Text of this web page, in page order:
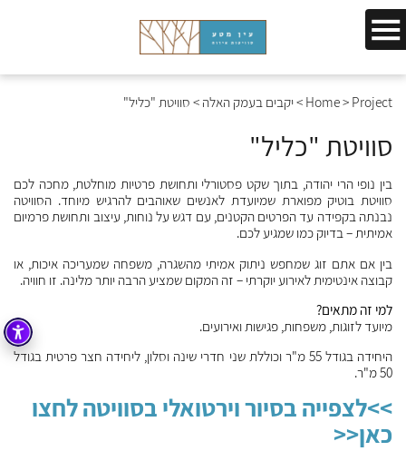
Home> Project
>יקבים בעמק האלה > סוויטת "כליל"
סוויטת "כליל"
בין נופי הרי יהודה, בתוך שקט פסטורלי ותחושת פרטיות מוחלטת, מחכה לכם
סוויטת בוטיק מפוארת שמיועדת לאנשים שאוהבים להרגיש מיוחד. הסוויטה
נבנתה בקפידה עד הפרטים הקטנים, עם דגש על נוחות, עיצוב ותחושת פרמיום
אמיתית – בדיוק כמו שמגיע לכם.
בין אם אתם זוג שמחפש ניתוק אמיתי מהשגרה, משפחה שמעריכה איכות, או
קבוצה אינטימית לאירוע יוקרתי – זה המקום שמציע הרבה יותר מלינה. זו חוויה.
למי זה מתאים?
מיועד לזוגות, משפחות, פגישות ואירועים.
היחידה בגודל 55 מ"ר וכוללת שני חדרי שינה וסלון, ליחידה חצר פרטית בגודל
50 מ"ר.
>>לצפייה בסיור וירטואלי בסוויטה לחצו
כאן<<